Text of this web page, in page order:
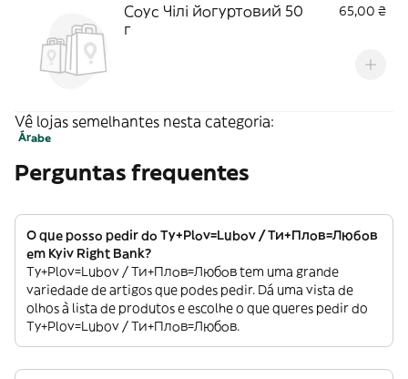
Соус Чілі йогуртовий 50
г
65,00 ₴
Vê lojas semelhantes nesta categoria:
Árabe
Perguntas frequentes
O que posso pedir do Ty+Plov=Lubov / Ти+Плов=Любов
em Kyiv Right Bank?
Ty+Plov=Lubov / Ти+Плов=Любов tem uma grande
variedade de artigos que podes pedir. Dá uma vista de
olhos à lista de produtos e escolhe o que queres pedir do
Ty+Plov=Lubov / Ти+Плов=Любов.